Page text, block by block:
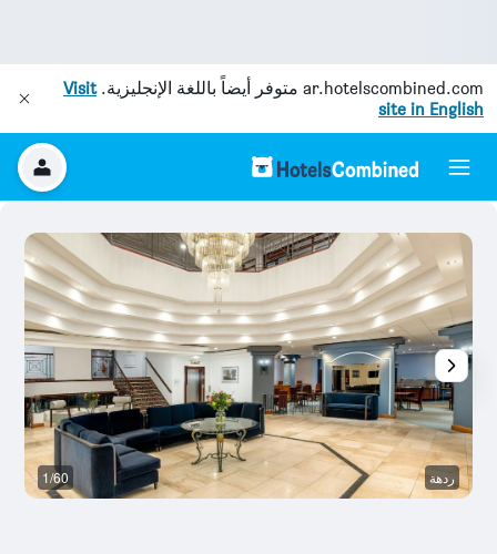
ar.hotelscombined.com متوفر أيضاً باللغة الإنجليزية.Visit
site in English
ردهة 1/60